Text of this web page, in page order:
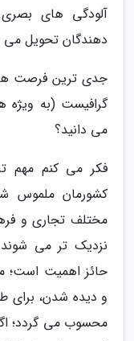
آلودگی های
دهندگان تحویل می
جدی ترین فرصت
گرافیست (به ویژه
می دانید؟
فکر می کنم مهم
کشورمان
مختلف تجاری و
نزدیک تر می شوند
حائز اهمیت است؛
و دیده شدن، برای
محسوب می گردد؛